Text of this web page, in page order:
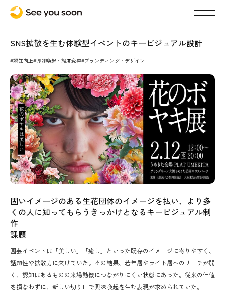
SNS拡散を生む体験型イベントのキービジュアル設計
#認知向上#興味喚起・態度変容#ブランディング・デザイン
固いイメージのある生花団体のイメージを払い、より多
くの人に知ってもらうきっかけとなるキービジュアル制
作
課題
園芸イベントは「美しい」「癒し」といった既存のイメージに寄りやすく、
話題性や拡散力に欠けていた。その結果、若年層やライト層へのリーチが弱
く、認知はあるものの来場動機につながりにくい状態にあった。従来の価値
を損なわずに、新しい切り口で興味喚起を生む表現が求められていた。